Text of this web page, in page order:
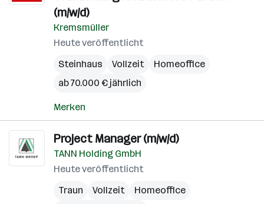
(m/w/d)
Kremsmüller
Heute veröffentlicht
Steinhaus
Vollzeit
Homeoffice
ab 70.000 € jährlich
Merken
Project Manager (m/w/d)
TANN Holding GmbH
Heute veröffentlicht
Traun
Vollzeit
Homeoffice